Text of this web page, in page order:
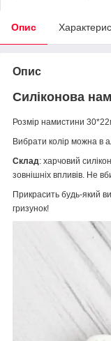
Опис
Опис
Силіконова
Розмір намистини
Вибрати колір можна в
Склад: харчовий
зовнішніх впливів. Не
Прикрасить будь-який
гризунок!